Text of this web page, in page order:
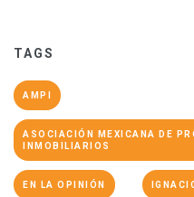
TAGS
AMPI
ASOCIACIÓN MEXICANA DE
INMOBILIARIOS
EN LA OPINIÓN